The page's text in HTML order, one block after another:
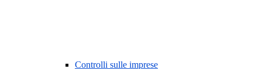
Controlli sulle imprese